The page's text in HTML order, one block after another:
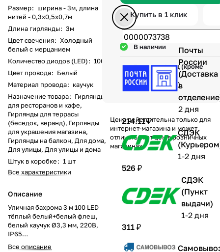
Размер: ширина - 3м, длина
нитей - 0,3x0,5x0,7м
Длина гирлянды: 3м
Цвет свечения: Холодный
белый с мерцанием
Количество диодов (LED): 100
Цвет провода: Белый
Материал провода: каучук
Назначение товара: Гирлянды
для ресторанов и кафе,
Гирлянды для террасы
(беседок, веранд), Гирлянды
для украшения магазина,
Гирлянды на балкон, Для дома,
Для улицы, Для улицы и дома
Штук в коробке: 1 шт
Все характеристики
Описание
Уличная бахрома 3 м 100 LED
тёплый белый+белый флеш,
белый каучук Ø3,3 мм, 220В,
IP65
Светодиодная уличная бахрома
Все описание
Почты
России
(Доставка
в
2 дня
214.11 ₽
СДЭК
1-2 дня
526 ₽
СДЭК
(Пункт
выдачи)
1-2 дня
311 ₽
Купить в 1 клик
В наличии
Гарантия 1 год (кроме
механических
повреждений)
Цена действительна только для
интернет-магазина и может
отличаться от цен в розничных
магазинах